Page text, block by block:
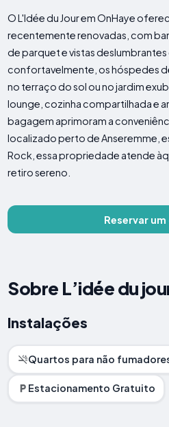
O L'Idée du Jour em OnHaye
recentemente renovadas, com
de parquet e vistas
confortavelmente, os hóspedes
no terraço do sol ou no jardim
lounge, cozinha compartilhada e
bagagem aprimoram a
localizado perto de Anseremme,
Rock, essa propriedade atende
retiro sereno.
Reservar
Sobre L’idée du
Instalações
Quartos para não
Estacionamento Gratuito